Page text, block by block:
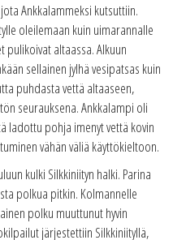
Ankkalammeksi kutsuttiin.
oleilemaan kuin uimarannalle
pulikoivat altaassa. Alkuun
sellainen jylhä vesipatsas kuin
puhdasta vettä altaaseen,
seurauksena. Ankkalampi oli
ladottu pohja imenyt vettä kovin
vähän väliä käyttökieltoon.
kulki Silkkiniityn halki. Parina
polkua pitkin. Kolmannelle
polku muuttunut hyvin
järjestettiin Silkkiniityllä,